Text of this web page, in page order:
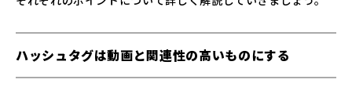
ハッシュタグは動画と関連性の高いものにする